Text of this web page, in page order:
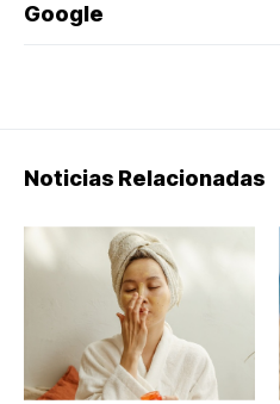
Google
Noticias Relacionadas